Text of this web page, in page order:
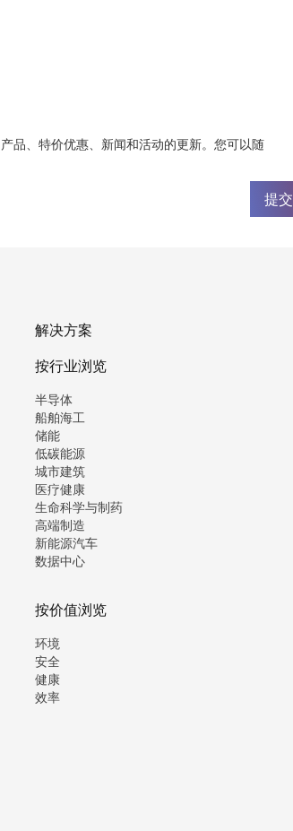
品、特价优惠、新闻和活动的更新。您可以随
提交
解决方案
按行业浏览
半导体
船舶海工
储能
低碳能源
城市建筑
医疗健康
生命科学与制药
高端制造
新能源汽车
数据中心
按价值浏览
环境
安全
健康
效率